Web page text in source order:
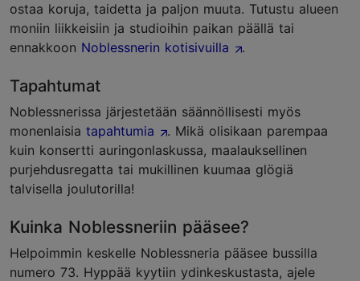
ostaa koruja, taidetta ja paljon muuta. Tutustu alueen
moniin liikkeisiin ja studioihin paikan päällä tai
ennakkoon Noblessnerin kotisivuilla .
Tapahtumat
Noblessnerissa järjestetään säännöllisesti myös
monenlaisia tapahtumia
. Mikä olisikaan parempaa
kuin konsertti auringonlaskussa, maalauksellinen
purjehdusregatta tai mukillinen kuumaa glögiä
talvisella joulutorilla!
Kuinka Noblessneriin pääsee?
Helpoimmin keskelle Noblessneria pääsee bussilla
numero 73. Hyppää kyytiin ydinkeskustasta, ajele